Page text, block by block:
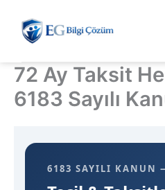
72 Ay Taksit
6183 Sayılı